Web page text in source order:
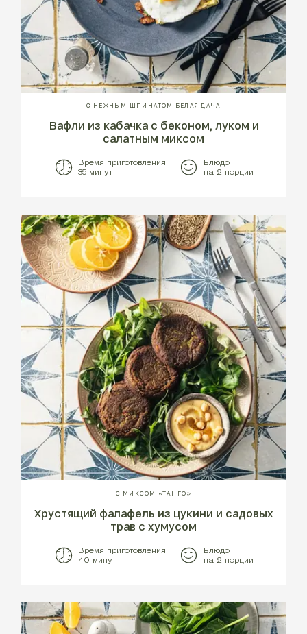
С НЕЖНЫМ ШПИНАТОМ БЕЛАЯ ДАЧА
Вафли из кабачка с беконом, луком и
салатным миксом
Время приготовления
35 минут
Блюдо
на 2 порции
С МИКСОМ «ТАНГО»
Хрустящий фалафель из цукини и садовых
трав с хумусом
Время приготовления
40 минут
Блюдо
на 2 порции